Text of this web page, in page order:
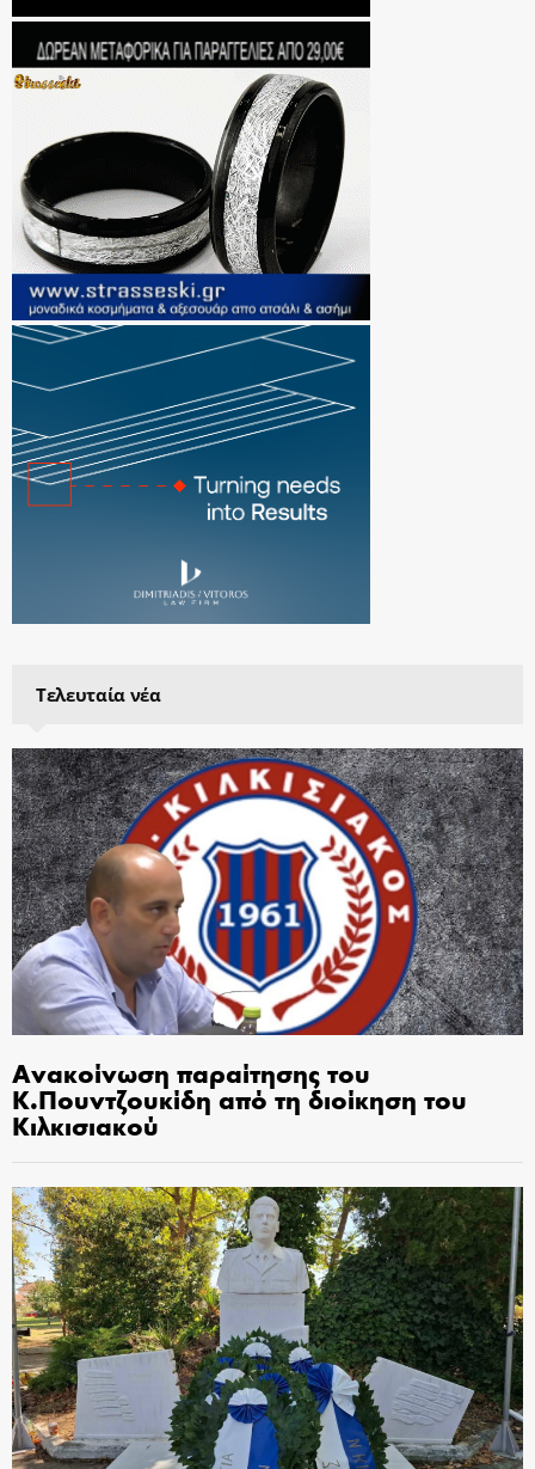
Τελευταία νέα
Ανακοίνωση παραίτησης του
Κ.Πουντζουκίδη από τη διοίκηση του
Κιλκισιακού